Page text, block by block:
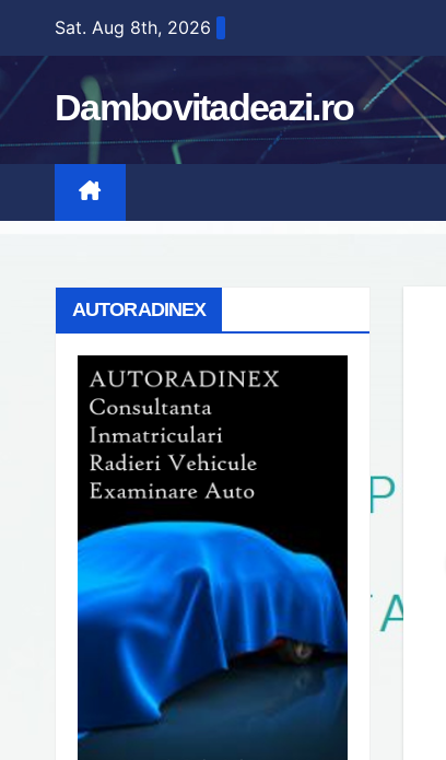
content
Sat. Aug 8th, 2026
Dambovitadeazi.ro
AUTORADINEX